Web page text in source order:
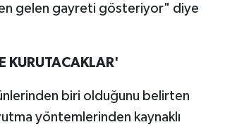
gelen gayreti gösteriyor" diye
KURUTACAKLAR'
biri olduğunu belirten
yöntemlerinden kaynaklı